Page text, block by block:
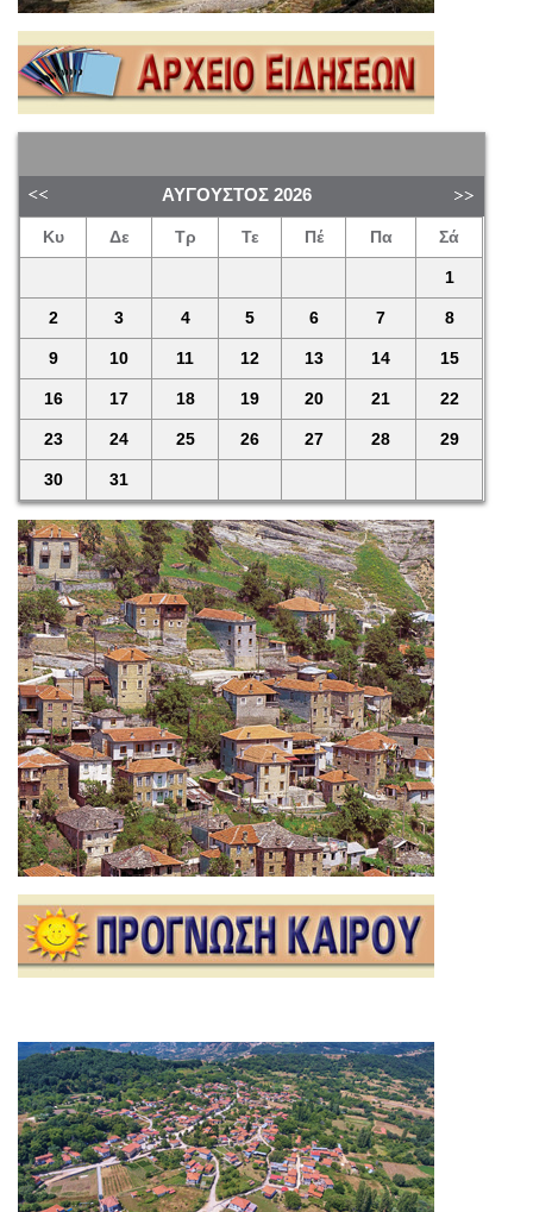
ΑΎΓΟΥΣΤΟΣ 2026
Κυ Δε Τρ Τε Πέ Πα Σά
1
2 3 4 5 6 7 8
9 10 11 12 13 14 15
16 17 18 19 20 21 22
23 24 25 26 27 28 29
30 31